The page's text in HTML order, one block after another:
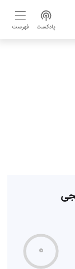
پادکست فهرست
۰